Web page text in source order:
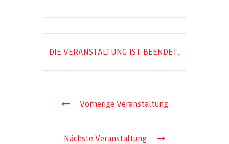
DIE VERANSTALTUNG IST BEENDET.
Vorherige Veranstaltung
Nächste Veranstaltung